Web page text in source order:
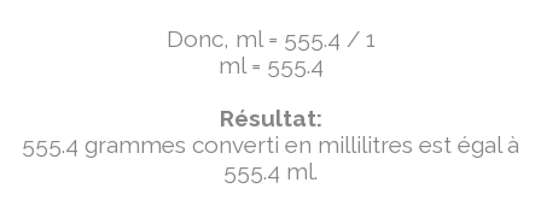
Donc, ml = 555.4 / 1
ml = 555.4
Résultat:
555.4 grammes converti en millilitres est égal à
555.4 ml.